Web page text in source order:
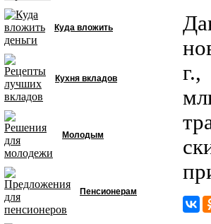
Куда вложить
Кухня вкладов
Молодым
Пенсионерам